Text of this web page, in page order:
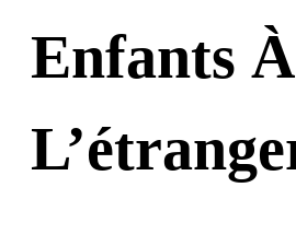
Enfants À